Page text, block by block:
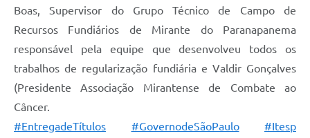
Boas, Supervisor do Grupo Técnico de Campo de
Recursos Fundiários de Mirante do Paranapanema
responsável pela equipe que desenvolveu todos os
trabalhos de regularização fundiária e Valdir Gonçalves
(Presidente Associação Mirantense de Combate ao
Câncer.
#EntregadeTítulos
#GovernodeSãoPaulo
#Itesp